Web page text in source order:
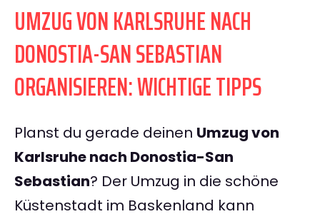
UMZUG VON KARLSRUHE NACH
DONOSTIA-SAN SEBASTIAN
ORGANISIEREN: WICHTIGE TIPPS
Planst du gerade deinen Umzug von
Karlsruhe nach Donostia-San
Sebastian? Der Umzug in die schöne
Küstenstadt im Baskenland kann